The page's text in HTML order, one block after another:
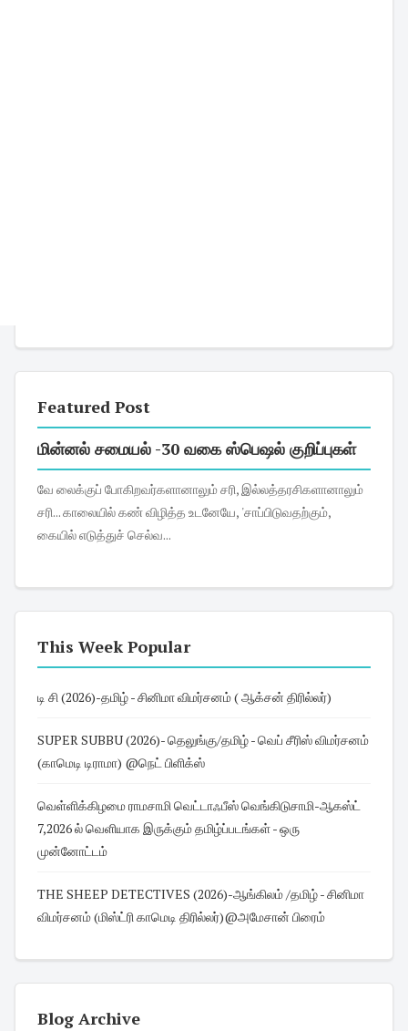
Featured Post
மின்னல் சமையல் -30 வகை ஸ்பெஷல் குறிப்புகள்
வே லைக்குப் போகிறவர்களானாலும் சரி, இல்லத்தரசிகளானாலும்
சரி... காலையில் கண் விழித்த உடனேயே, 'சாப்பிடுவதற்கும்,
கையில் எடுத்துச் செல்வ...
This Week Popular
டி சி (2026)-தமிழ் - சினிமா விமர்சனம் ( ஆக்சன் திரில்லர்)
SUPER SUBBU (2026)- தெலுங்கு/தமிழ் - வெப் சீரிஸ் விமர்சனம்
(காமெடி டிராமா) @நெட் பிளிக்ஸ்
வெள்ளிக்கிழமை ராமசாமி வெட்டாஃபீஸ் வெங்கிடுசாமி-ஆகஸ்ட்
7,2026 ல் வெளியாக இருக்கும் தமிழ்ப்படங்கள் - ஒரு
முன்னோட்டம்
THE SHEEP DETECTIVES (2026)-ஆங்கிலம் /தமிழ் - சினிமா
விமர்சனம் (மிஸ்ட்ரி காமெடி திரில்லர்)@அமேசான் பிரைம்
Blog Archive